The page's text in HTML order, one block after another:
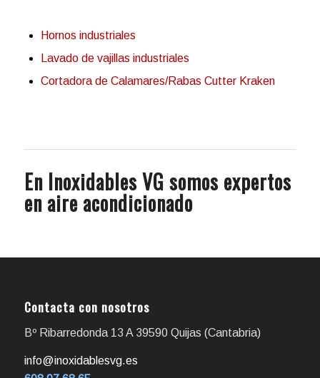
Hornos industriales
Lavado de vajillas industriales
Cortadora de Calamares/Rabas Cutter Kraken
En Inoxidables VG somos expertos
en aire acondicionado
Contacta con nosotros
Bº Ribarredonda 13 A 39590 Quijas (Cantabria)
info@inoxidablesvg.es